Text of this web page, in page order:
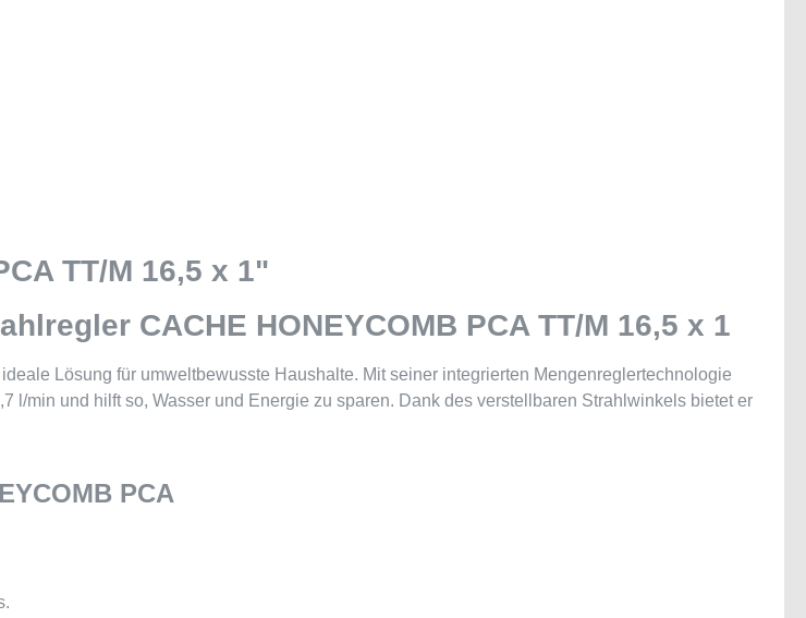
TT/M 16,5 x 1"
CACHE HONEYCOMB PCA TT/M 16,5 x 1
Lösung für umweltbewusste Haushalte. Mit seiner integrierten Mengenreglertechnologie
l/min und hilft so, Wasser und Energie zu sparen. Dank des verstellbaren Strahlwinkels bietet er
PCA